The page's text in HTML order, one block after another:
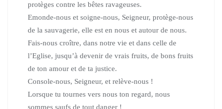
protèges contre les bêtes ravageuses.
Emonde-nous et soigne-nous, Seigneur, protège-nous
de la sauvagerie, elle est en nous et autour de nous.
Fais-nous croître, dans notre vie et dans celle de
l’Eglise, jusqu’à devenir de vrais fruits, de bons fruits
de ton amour et de ta justice.
Console-nous, Seigneur, et relève-nous !
Lorsque tu tournes vers nous ton regard, nous
sommes saufs de tout danger !